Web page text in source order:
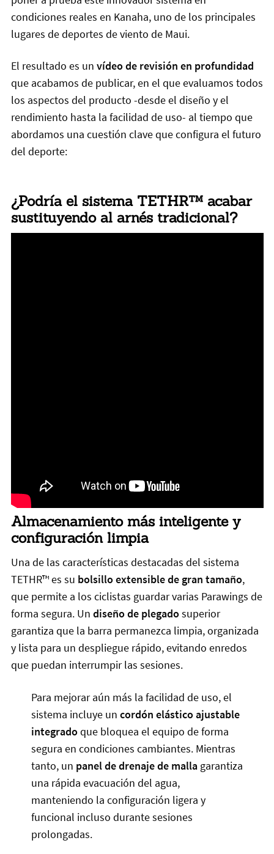
condiciones reales en Kanaha, uno de los principales
lugares de deportes de viento de Maui.
El resultado es un vídeo de revisión en profundidad
que acabamos de publicar, en el que evaluamos todos
los aspectos del producto -desde el diseño y el
rendimiento hasta la facilidad de uso- al tiempo que
abordamos una cuestión clave que configura el futuro
del deporte:
¿Podría el sistema TETHR™ acabar
sustituyendo al arnés tradicional?
Almacenamiento más inteligente y
configuración limpia
Una de las características destacadas del sistema
TETHR™ es su bolsillo extensible de gran tamaño,
que permite a los ciclistas guardar varias Parawings de
forma segura. Un diseño de plegadosuperior
garantiza que la barra permanezca limpia, organizada
y lista para un despliegue rápido, evitando enredos
que puedan interrumpir las sesiones.
Para mejorar aún más la facilidad de uso, el
sistema incluye un cordón elástico ajustable
integradoque bloquea el equipo de forma
segura en condiciones cambiantes. Mientras
tanto, un panel de drenaje de mallagarantiza
una rápida evacuación del agua,
manteniendo la configuración ligera y
funcional incluso durante sesiones
prolongadas.